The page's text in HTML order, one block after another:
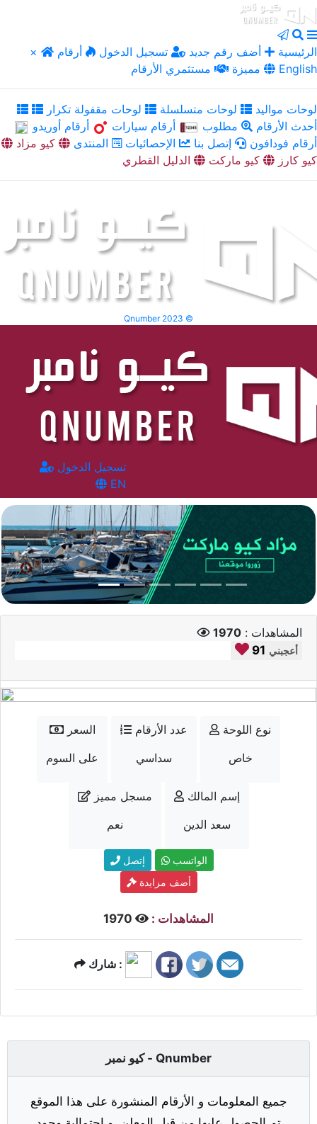
× الرئيسية أضف رقم جديد تسجيل الدخول
أرقام
مميزة
مستثمري الأرقام English
لوحات مواليد لوحات متسلسلة
لوحات مقفولة تكرار
أحدث الأرقام
مطلوب أرقام سيارات
أرقام أوريدو
أرقام فودافون
إتصل بنا الإحصائيات المنتدى
كيو مزاد
كيو كارز
كيو ماركت الدليل القطري
Qnumber 2023 ©
تسجيل الدخول
EN
المشاهدات : 1970
91 أعجبني
السعر
على السوم
عدد الأرقام
سداسي
نوع اللوحة
خاص
مسجل مميز
نعم
إسم المالك
سعد الدين
إتصل
الواتسب
أضف مزايدة
المشاهدات :
شارك :
كيو نمبر - Qnumber
جميع المعلومات و الأرقام المنشورة على هذا الموقع